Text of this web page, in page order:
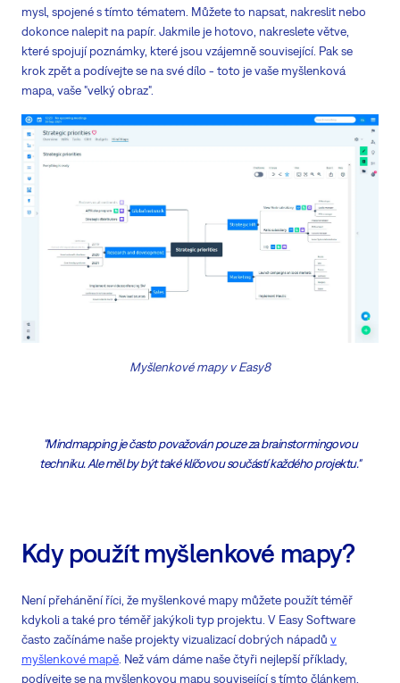
mysl, spojené s tímto tématem. Můžete to napsat, nakreslit nebo
dokonce nalepit na papír. Jakmile je hotovo, nakreslete větve,
které spojují poznámky, které jsou vzájemně související. Pak se
krok zpět a podívejte se na své dílo - toto je vaše myšlenková
mapa, vaše "velký obraz".
Myšlenkové mapy v Easy8
"Mindmapping je často považován pouze za brainstormingovou
techniku. Ale měl by být také klíčovou součástí každého projektu."
Kdy použít myšlenkové mapy?
Není přehánění říci, že myšlenkové mapy můžete použít téměř
kdykoli a také pro téměř jakýkoli typ projektu. V Easy Software
často začínáme naše projekty vizualizací dobrých nápadů v
myšlenkové mapě . Než vám dáme naše čtyři nejlepší příklady,
podívejte se na myšlenkovou mapu související s tímto článkem,